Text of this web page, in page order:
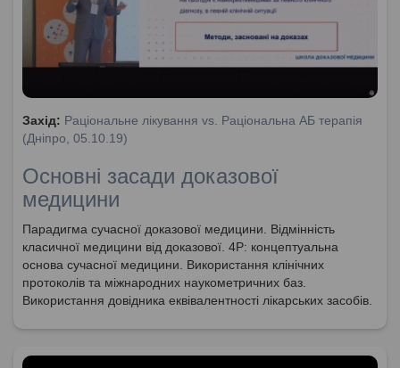
Захід: Раціональне лікування vs. Раціональна АБ терапія
(Дніпро, 05.10.19)
Основні засади доказової
медицини
Парадигма сучасної доказової медицини. Відмінність
класичної медицини від доказової. 4Р: концептуальна
основа сучасної медицини. Використання клінічних
протоколів та міжнародних наукометричних баз.
Використання довідника еквівалентності лікарських засобів.